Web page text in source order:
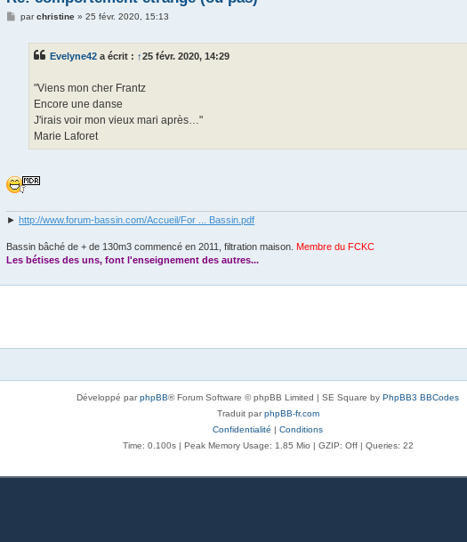
Mparchristine »25 févr. 2020, 15:13
Evelyne42 a écrit : ↑25 févr. 2020, 14:29
"Viens mon cher Frantz
Encore une danse
J'irais voir mon vieux mari après…"
Marie Laforet
►http://www.forum-bassin.com/Accueil/For ... Bassin.pdf
Bassin bâché de + de 130m3 commencé en 2011, filtration maison. Membre du FCKC
Les bétises des uns, font l'enseignement des autres...
Développé parphpBB® Forum Software © phpBB Limited | SE Square by PhpBB3 BBCodes
Traduit parphpBB-fr.com
Confidentialité | Conditions
Time: 0.100s| Peak Memory Usage: 1.85 Mio | GZIP: Off | Queries: 22